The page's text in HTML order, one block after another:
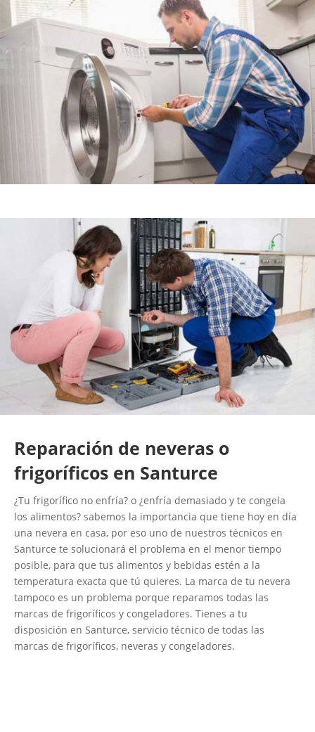
Reparación de neveras o
frigoríficos en Santurce
¿Tu frigorífico no enfría? o ¿enfría demasiado y te congela
los alimentos? sabemos la importancia que tiene hoy en día
una nevera en casa, por eso uno de nuestros técnicos en
Santurce te solucionará el problema en el menor tiempo
posible, para que tus alimentos y bebidas estén a la
temperatura exacta que tú quieres. La marca de tu nevera
tampoco es un problema porque reparamos todas las
marcas de frigoríficos y congeladores. Tienes a tu
disposición en Santurce, servicio técnico de todas las
marcas de frigoríficos, neveras y congeladores.